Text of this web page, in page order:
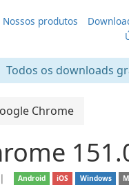
Nossos produtos
Todos os downloads
Chrome
❘ Android iOS Windows